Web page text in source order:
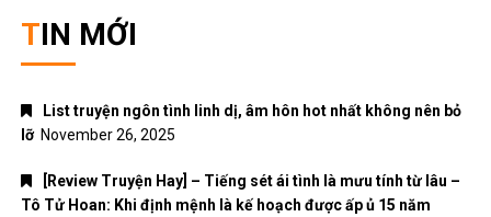
TIN MỚI
List truyện ngôn tình linh dị, âm hôn hot nhất không nên bỏ
lỡ November 26, 2025
[Review Truyện Hay] – Tiếng sét ái tình là mưu tính từ lâu –
Tô Tử Hoan: Khi định mệnh là kế hoạch được ấp ủ 15 năm